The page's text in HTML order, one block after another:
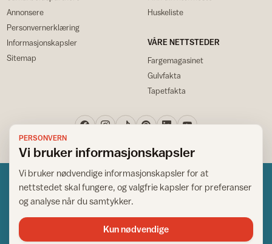
Annonsere
Personvernerklæring
Informasjonskapsler
Sitemap
Huskeliste
VÅRE NETTSTEDER
Fargemagasinet
Gulvfakta
Tapetfakta
Norsk råd for hjem og bygg
PERSONVERN
Vi bruker informasjonskapsler
Vi bruker nødvendige informasjonskapsler for at
nettstedet skal fungere, og valgfrie kapsler for preferanser
og analyse når du samtykker.
Kun nødvendige